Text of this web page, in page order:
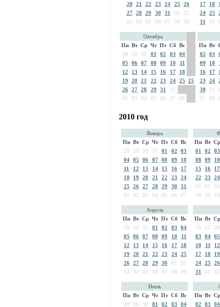
20
21 22 23 24 25
26
27
28 29 30 31 01
02
03
04 05 06 07 08 09
17
18
24
25
31
01
Октябрь
Пн Вт Ср Чт Пт Сб Вс
28
29 30 01 02 03
04
05
06 07 08 09 10
11
12
13 14 15 16 17
18
19
20 21 22 23 24 25 25
26
27 28 29 31
01
02
03 04 05 06 07 08
Пн Вт
02
03
09
10
16
17
23
24
30
01
07
08
2010 год
Январь
Пн Вт Ср Чт Пт Сб Вс
28
29 30 31 01 02
03
04
05 06 07 08 09
10
11
12 13 14 15 16
17
18
19 20 21 22 23
24
25
26 27 28 29 30
31
01
02 03 04 05 06 07
Пн Вт Ср
01
02
03
08
09
10
15
16
17
22
23
24
01
02
03
08
09 10
Апрель
Пн Вт Ср Чт Пт Сб Вс
29
30 31 01 02 03
04
05
06 07 08 09 10
11
12
13 14 15 16 17
18
19
20 21 22 23 24 25
26
27 28 29 30 01
02
03
04 05 06 07 08 09
Пн Вт Ср
26
27
28
03
04 05
10
11
12
17
18
19
24
25
26
31
01 02
Июль
Пн Вт Ср Чт Пт Сб Вс
28
29 30 01 02 03 04
Пн Вт Ср
02
03 04